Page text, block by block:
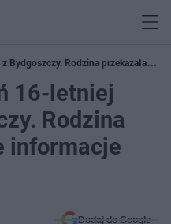
Bydgoszczy. Rodzina przekazała
16-letniej
Rodzina
informacje
Dodaj do Google